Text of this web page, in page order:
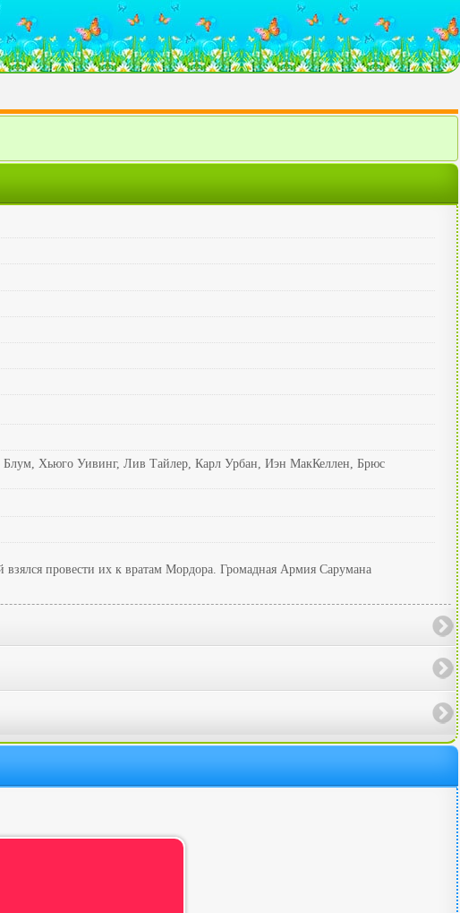
Хьюго Уивинг, Лив Тайлер, Карл Урбан, Иэн МакКеллен, Брюс
провести их к вратам Мордора. Громадная Армия Сарумана